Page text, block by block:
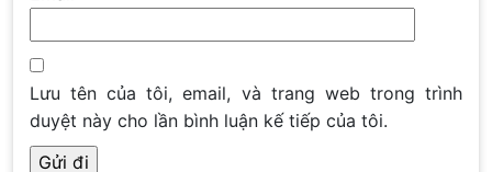
Lưu tên của tôi, email, và trang web trong trình
duyệt này cho lần bình luận kế tiếp của tôi.